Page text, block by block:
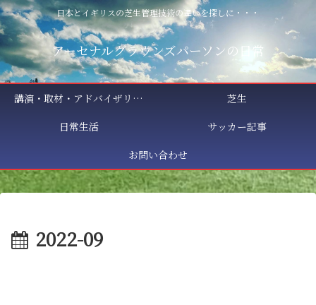
日本とイギリスの芝生管理技術の違いを探しに・・・
アーセナルグラウンズパーソンの日常
講演・取材・アドバイザリー相談
芝生
日常生活
サッカー記事
お問い合わせ
2022-09